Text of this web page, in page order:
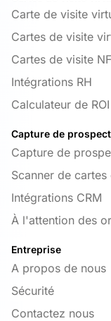
Carte de visite
Cartes de visite
Cartes de visite
Intégrations RH
Calculateur de ROI
Capture de
Capture de
Scanner de
Intégrations CRM
À l'attention des
Entreprise
A propos de nous
Sécurité
Contactez nous